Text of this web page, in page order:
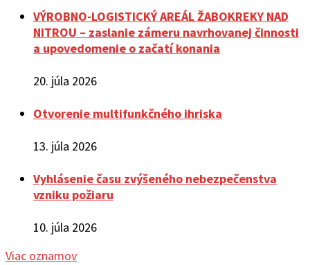
VÝROBNO-LOGISTICKÝ AREÁL ŽABOKREKY NAD
NITROU – zaslanie zámeru navrhovanej činnosti
a upovedomenie o začatí konania
20. júla 2026
Otvorenie multifunkčného ihriska
13. júla 2026
Vyhlásenie času zvýšeného nebezpečenstva
vzniku požiaru
10. júla 2026
Viac oznamov